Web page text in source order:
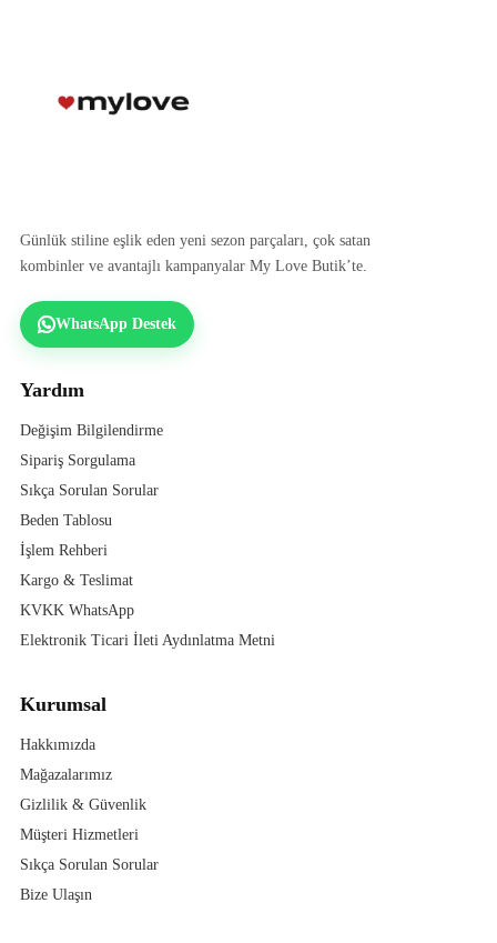
Günlük stiline eşlik eden yeni sezon parçaları, çok satan
kombinler ve avantajlı kampanyalar My Love Butik’te.
WhatsApp Destek
Yardım
Değişim Bilgilendirme
Sipariş Sorgulama
Sıkça Sorulan Sorular
Beden Tablosu
İşlem Rehberi
Kargo & Teslimat
KVKK WhatsApp
Elektronik Ticari İleti Aydınlatma Metni
Kurumsal
Hakkımızda
Mağazalarımız
Gizlilik & Güvenlik
Müşteri Hizmetleri
Sıkça Sorulan Sorular
Bize Ulaşın